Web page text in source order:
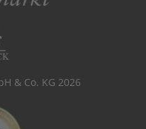
& Co. KG 2026